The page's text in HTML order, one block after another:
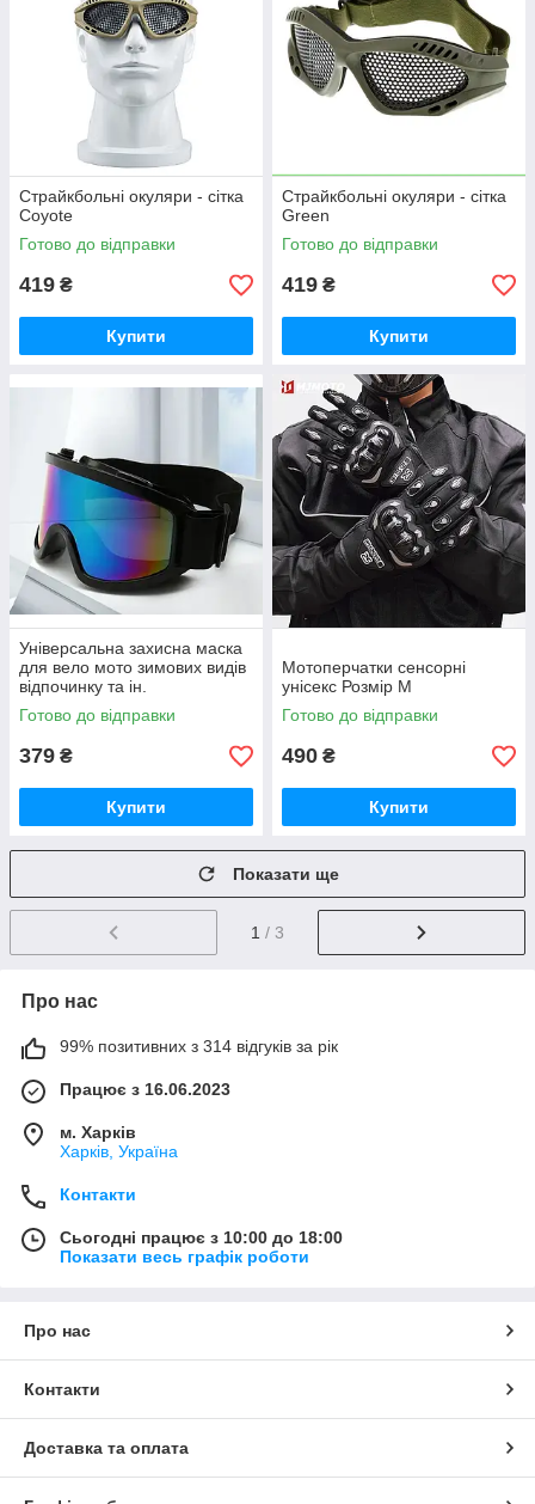
Страйкбольні окуляри - сітка
Coyote
Готово до відправки
419 ₴
Купити
Страйкбольні окуляри - сітка
Green
Готово до відправки
419 ₴
Купити
Універсальна захисна маска
для вело мото зимових видів
відпочинку та ін.
Готово до відправки
379 ₴
Купити
Мотоперчатки сенсорні
унісекс Розмір М
Готово до відправки
490 ₴
Купити
Показати ще
1 / 3
Про нас
99% позитивних з 314 відгуків за рік
Працює з 16.06.2023
м. Харків
Харків, Україна
Контакти
Сьогодні працює з 10:00 до 18:00
Показати весь графік роботи
Про нас
Контакти
Доставка та оплата